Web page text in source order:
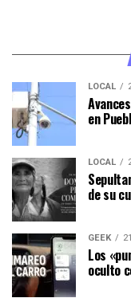
LOCAL
en
LOCAL
de su
GEEK
Los
oculto